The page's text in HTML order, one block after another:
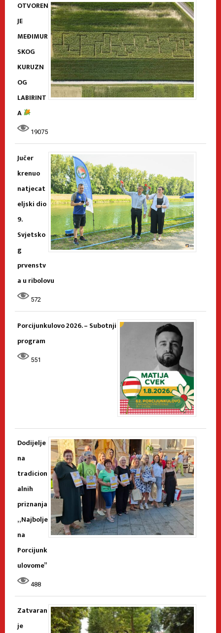
OTVOREN
JE
MEĐIMUR
SKOG
KURUZN
OG
LABIRINT
A
19075
Jučer
krenuo
natjecat
eljski dio
9.
Svjetsko
g
prvenstv
a u ribolovu
572
Porcijunkulovo 2026. – Subotnji
program
551
Dodijelje
na
tradicion
alnih
priznanja
„Najbolje
na
Porcijunk
ulovome”
488
Zatvaran
je